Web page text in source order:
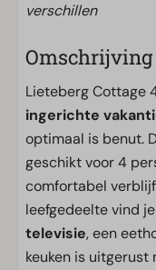
verschillen
Omschrijving
Lieteberg Cottage
ingerichte
optimaal is benut.
geschikt voor 4
comfortabel
leefgedeelte vind
televisie, een
keuken is